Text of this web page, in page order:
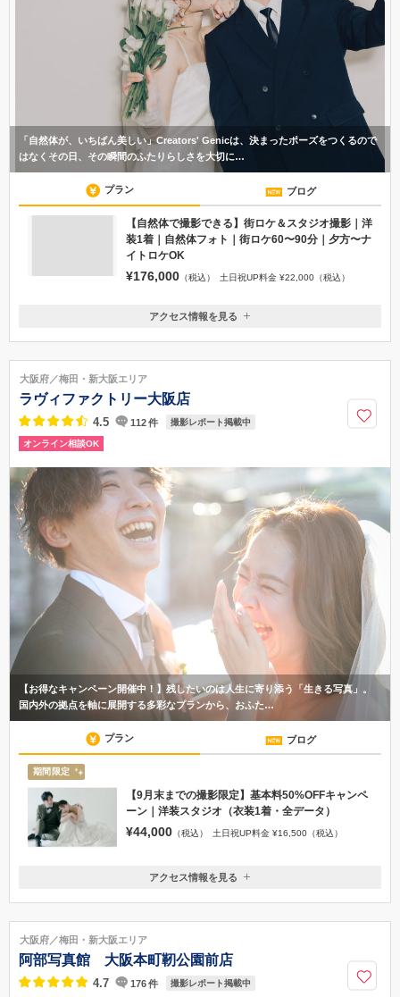
「自然体が、いちばん美しい」Creators' Genicは、決まったポーズをつくるので
はなくその日、その瞬間のふたりらしさを大切に…
プラン ブログ
【自然体で撮影できる】街ロケ＆スタジオ撮影｜洋
装1着｜自然体フォト｜街ロケ60〜90分｜夕方〜ナ
イトロケOK
¥176,000 （税込） 土日祝UP料金 ¥22,000（税込）
大阪府大阪市西区南堀江3丁目9-13堀江家具WESTビル2F
６分,地下鉄四つ橋線「四ツ橋駅」徒歩10分,阪急電車阪神なんば線「桜川
駅」徒歩９分
06-6684-8027
アクセス情報を見る
大阪府／梅田・新大阪エリア
ラヴィファクトリー大阪店
4.5 112件 撮影レポート掲載中
オンライン相談OK
【お得なキャンペーン開催中！】残したいのは人生に寄り添う「生きる写真」。
国内外の拠点を軸に展開する多彩なプランから、おふた…
プラン ブログ
期間限定
【9月末までの撮影限定】基本料50%OFFキャンペ
ーン｜洋装スタジオ（衣装1着・全データ）
¥44,000 （税込） 土日祝UP料金 ¥16,500（税込）
大阪府大阪市北区梅田2-2-22 ハービスエント4F
より徒歩2分
06-6456-5315
アクセス情報を見る
大阪府／梅田・新大阪エリア
阿部写真館 大阪本町靭公園前店
4.7 176件 撮影レポート掲載中